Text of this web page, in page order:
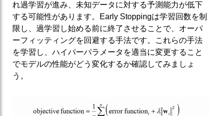
れ過学習が進み、未知データに対する予測能力が低下
する可能性があります。Early Stoppingは学習回数を制
限し、過学習し始める前に終了させることで、オーバ
ーフィッティングを回避する手法です。これらの手法
を学習し、ハイパーパラメータを適当に変更すること
でモデルの性能がどう変化するか確認してみましょ
う。